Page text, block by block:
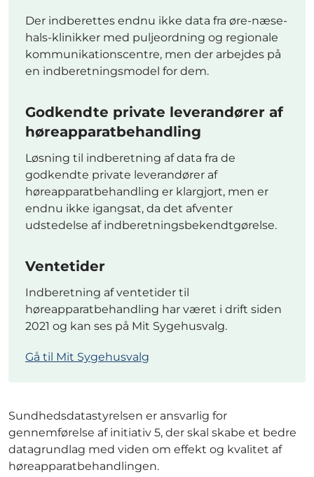
Der indberettes endnu ikke data fra øre-næse-
hals-klinikker med puljeordning og regionale
kommunikationscentre, men der arbejdes på
en indberetningsmodel for dem.
Godkendte private leverandører af
høreapparatbehandling
Løsning til indberetning af data fra de
godkendte private leverandører af
høreapparatbehandling er klargjort, men er
endnu ikke igangsat, da det afventer
udstedelse af indberetningsbekendtgørelse.
Ventetider
Indberetning af ventetider til
høreapparatbehandling har været i drift siden
2021 og kan ses på Mit Sygehusvalg.
Gå til Mit Sygehusvalg
Sundhedsdatastyrelsen er ansvarlig for
gennemførelse af initiativ 5, der skal skabe et bedre
datagrundlag med viden om effekt og kvalitet af
høreapparatbehandlingen.